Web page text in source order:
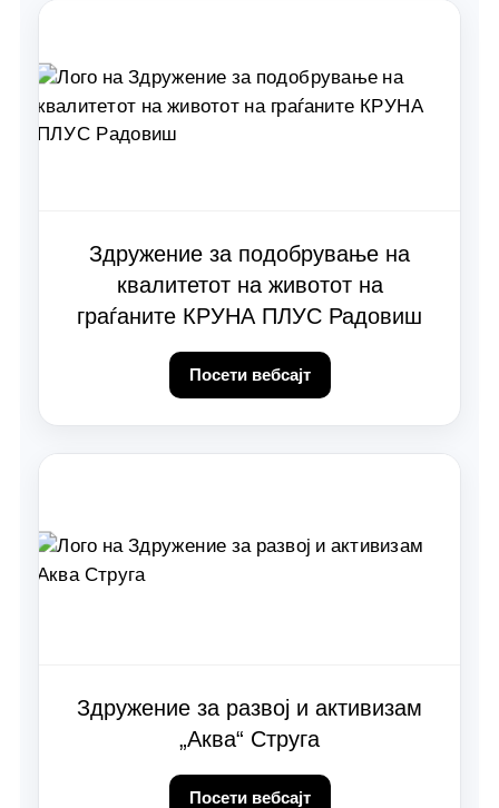
Здружение за подобрување на
квалитетот на животот на
граѓаните КРУНА ПЛУС Радовиш
Посети вебсајт
Здружение за развој и активизам
„Аква“ Струга
Посети вебсајт